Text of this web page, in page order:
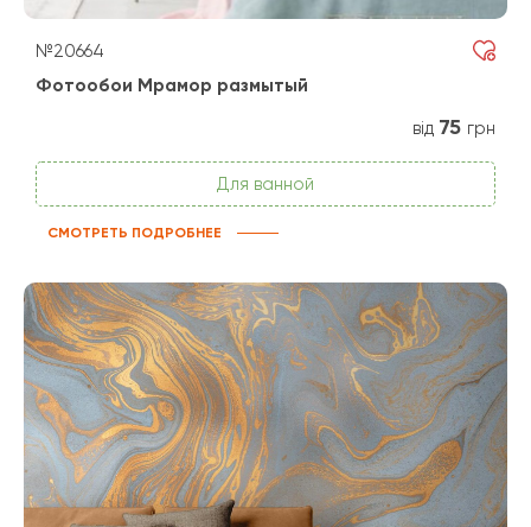
№20664
Фотообои Мрамор размытый
від 75 грн
Для ванной
СМОТРЕТЬ ПОДРОБНЕЕ